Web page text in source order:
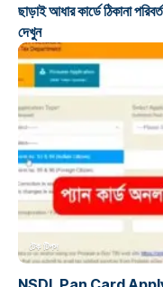
ছাড়াই আধার কার্ডে ঠিকানা
দেখুন
টেক টিপস